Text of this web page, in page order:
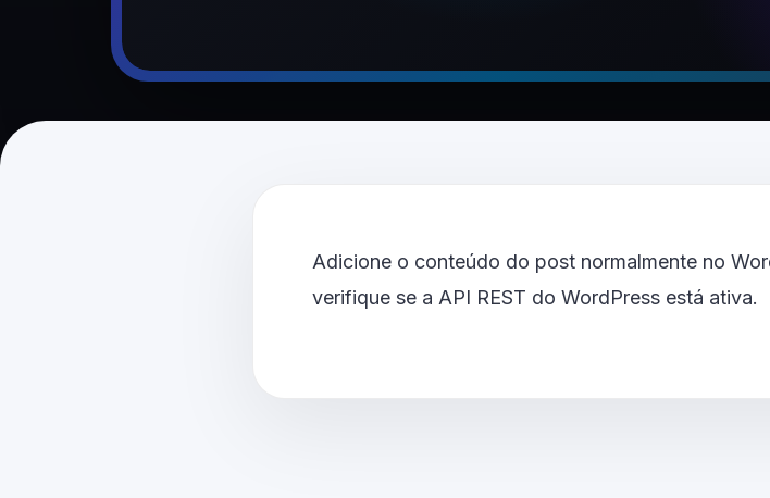
Adicione o conteúdo do post normalmente no
verifique se a API REST do WordPress está ativa.